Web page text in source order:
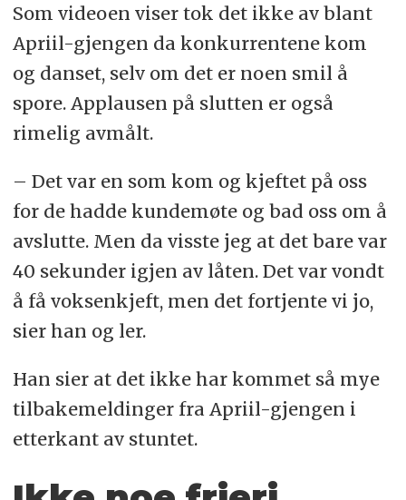
Som videoen viser tok det ikke av blant
Apriil-gjengen da konkurrentene kom
og danset, selv om det er noen smil å
spore. Applausen på slutten er også
rimelig avmålt.
– Det var en som kom og kjeftet på oss
for de hadde kundemøte og bad oss om å
avslutte. Men da visste jeg at det bare var
40 sekunder igjen av låten. Det var vondt
å få voksenkjeft, men det fortjente vi jo,
sier han og ler.
Han sier at det ikke har kommet så mye
tilbakemeldinger fra Apriil-gjengen i
etterkant av stuntet.